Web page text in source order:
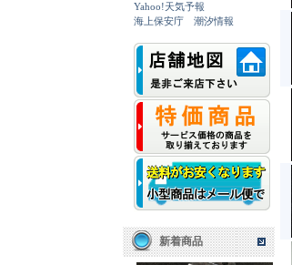
Yahoo!天気予報
海上保安庁 潮汐情報
新着商品